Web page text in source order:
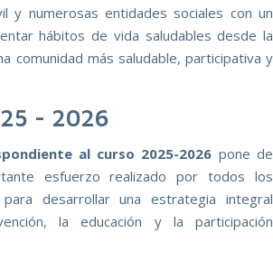
y numerosas entidades sociales con un
hábitos de vida saludables desde la
comunidad más saludable, participativa y
- 2026
al curso 2025-2026 pone de
esfuerzo realizado por todos los
desarrollar una estrategia integral
la educación y la participación